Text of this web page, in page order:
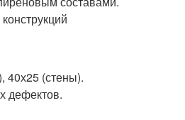
40х25 (стены).
дефектов.